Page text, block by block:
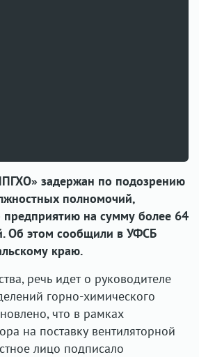
задержан по подозрению
полномочий,
на сумму более 64
Об этом сообщили в УФСБ
краю.
речь идет о руководителе
горно-химического
что в рамках
на поставку вентиляторной
лицо подписало